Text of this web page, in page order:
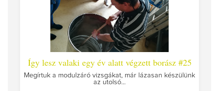
Így lesz valaki egy év alatt végzett borász #25
Megírtuk a modulzáró vizsgákat, már lázasan készülünk
az utolsó...